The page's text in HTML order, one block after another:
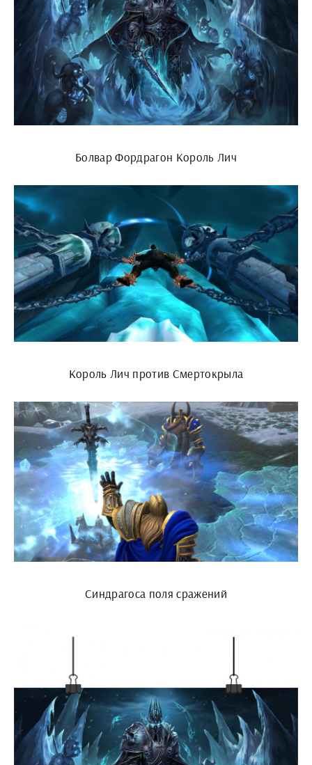
Болвар Фордрагон Король Лич
Король Лич против Смертокрыла
Синдрагоса поля сражений